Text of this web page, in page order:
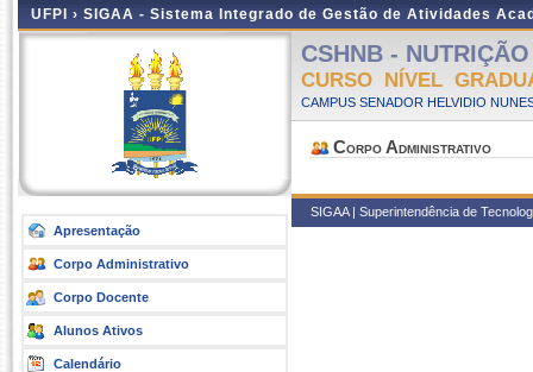
UFPI › SIGAA - Sistema Integrado de Gestão de Atividades
Apresentação
Corpo Administrativo
Corpo Docente
Alunos Ativos
Calendário
CSHNB -
CURSO NÍVEL
CAMPUS SENADOR HELVIDIO
Corpo Administrativo
SIGAA | Superintendência de